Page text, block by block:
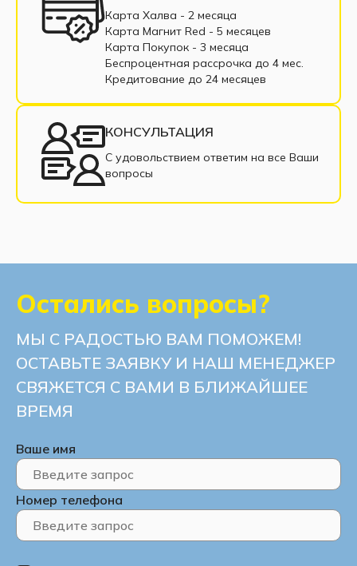
Карта Халва - 2 месяца
Карта Магнит Red - 5 месяцев
Карта Покупок - 3 месяца
Беспроцентная рассрочка до 4 мес.
Кредитование до 24 месяцев
КОНСУЛЬТАЦИЯ
С удовольствием ответим на все Ваши
вопросы
Остались вопросы?
МЫ С РАДОСТЬЮ ВАМ ПОМОЖЕМ!
ОСТАВЬТЕ ЗАЯВКУ И НАШ МЕНЕДЖЕР
СВЯЖЕТСЯ С ВАМИ В БЛИЖАЙШЕЕ
ВРЕМЯ
Ваше имя
Номер телефона